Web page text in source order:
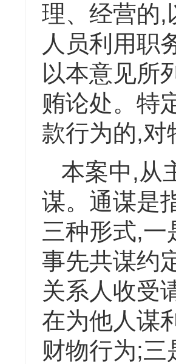
理、经营的,
人员利用职
以本意见所
贿论处。特
款行为的,对
本案中,从
谋。通谋是
三种形式,一
事先共谋约
关系人收受
在为他人谋
财物行为;三